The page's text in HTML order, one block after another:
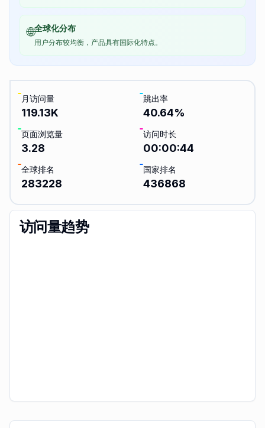
🌐全球化分布
用户分布较均衡，产品具有国际化特点。
月访问量
119.13K
跳出率
40.64%
页面浏览量
3.28
访问时长
00:00:44
全球排名
283228
国家排名
436868
访问量趋势